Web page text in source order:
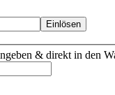
Einlösen
& direkt in den